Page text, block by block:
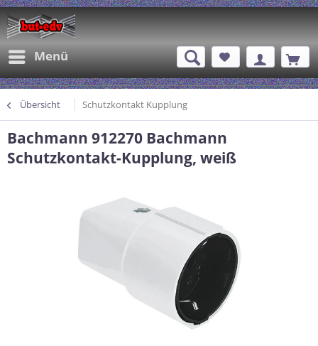
Menü
Übersicht Schutzkontakt Kupplung
Bachmann 912270 Bachmann
Schutzkontakt-Kupplung, weiß